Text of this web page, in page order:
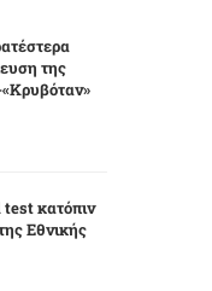
της
κατόπιν
Εθνικής